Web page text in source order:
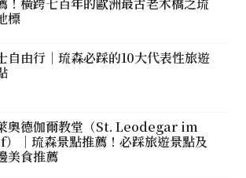
！橫跨七百年的歐洲最古老木橋之琉
標
自由行｜琉森必踩的10大代表性旅遊
奧德伽爾教堂（St. Leodegar im
｜琉森景點推薦！必踩旅遊景點及
美食推薦